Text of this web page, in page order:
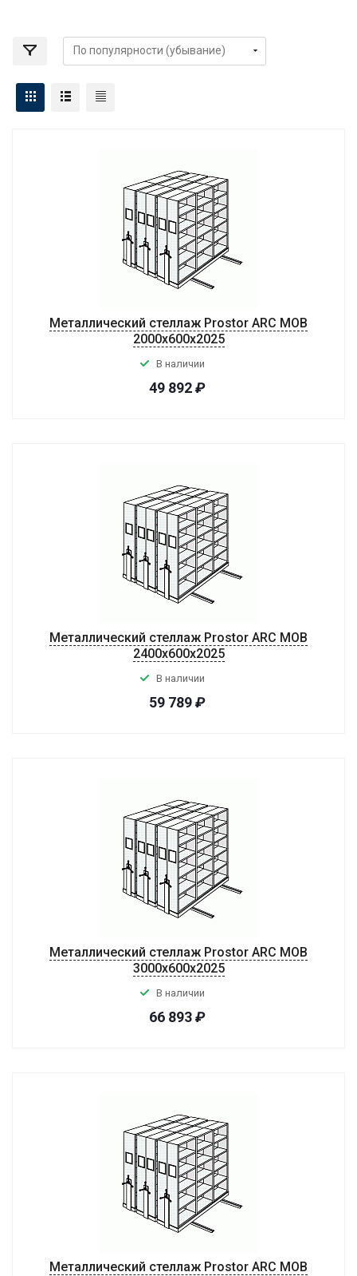
Металлический стеллаж Prostor ARC MOB
2000x600x2025
В наличии
49 892₽
Металлический стеллаж Prostor ARC MOB
2400x600x2025
В наличии
59 789₽
Металлический стеллаж Prostor ARC MOB
3000x600x2025
В наличии
66 893₽
Металлический стеллаж Prostor ARC MOB